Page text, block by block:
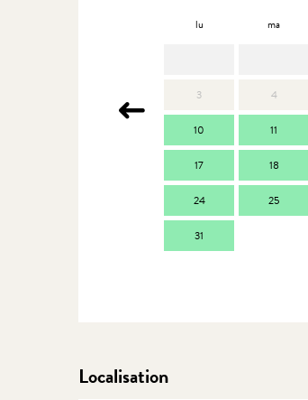
lu ma
3 4
10 11
17 18
24 25
31
Localisation